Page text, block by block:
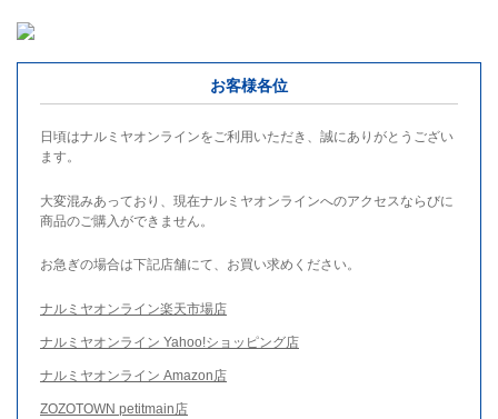
お客様各位
日頃はナルミヤオンラインをご利用いただき、誠にありがとうござい
ます。
大変混みあっており、現在ナルミヤオンラインへのアクセスならびに
商品のご購入ができません。
お急ぎの場合は下記店舗にて、お買い求めください。
ナルミヤオンライン楽天市場店
ナルミヤオンライン Yahoo!ショッピング店
ナルミヤオンライン Amazon店
ZOZOTOWN petitmain店